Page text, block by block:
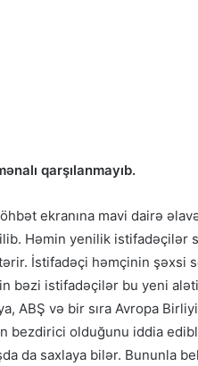
qarşılanmayıb.
ekranına mavi dairə
Həmin yenilik istifadəçilər
İstifadəçi həmçinin şəxsi
bəzi istifadəçilər bu yeni
ABŞ və bir sıra Avropa
bezdirici olduğunu iddia
da saxlaya bilər. Bununla